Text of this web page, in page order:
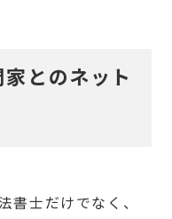
とのネット
書士だけでなく、